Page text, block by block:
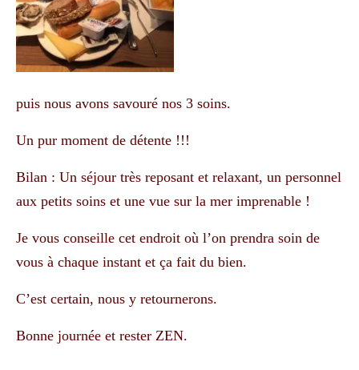
puis nous avons savouré nos 3 soins.
Un pur moment de détente !!!
Bilan : Un séjour très reposant et relaxant, un personnel
aux petits soins et une vue sur la mer imprenable !
Je vous conseille cet endroit où l’on prendra soin de
vous à chaque instant et ça fait du bien.
C’est certain, nous y retournerons.
Bonne journée et rester ZEN.